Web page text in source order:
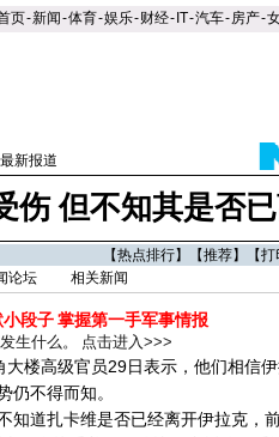
页-新闻-体育-娱乐-财经- IT-汽车-房产-
最新报道
伤 但不知其是否
【热点排行】【推荐】【打
论坛 相关新闻
段子掌握第一手军事情报
生什么。 点击进入>>>
高级官员29日表示，他们相信伊
仍不得而知。
道扎卡维是否已经离开伊拉克，